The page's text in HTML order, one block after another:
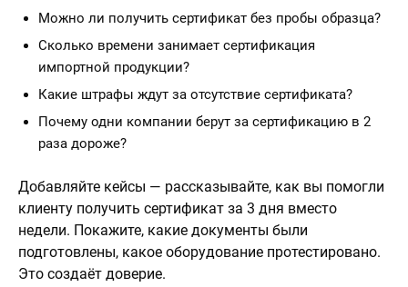
Можно ли получить сертификат без пробы образца?
Сколько времени занимает сертификация
импортной продукции?
Какие штрафы ждут за отсутствие сертификата?
Почему одни компании берут за сертификацию в 2
раза дороже?
Добавляйте кейсы — рассказывайте, как вы помогли
клиенту получить сертификат за 3 дня вместо
недели. Покажите, какие документы были
подготовлены, какое оборудование протестировано.
Это создаёт доверие.